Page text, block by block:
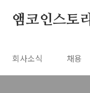
앰코인스토리
회사소식 채용